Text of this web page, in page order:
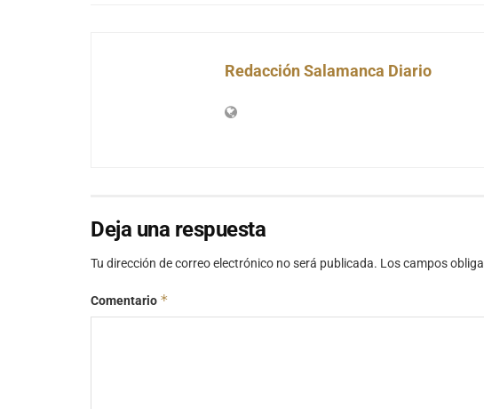
Redacción Salamanca Diario
Deja una respuesta
Tu dirección de correo electrónico no será publicada. Los campos
Comentario *